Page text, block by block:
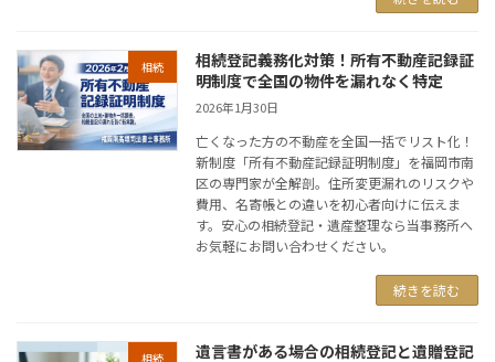
相続
相続登記義務化対策！所有不動産記録証
明制度で全国の物件を漏れなく特定
2026年1月30日
亡くなった方の不動産を全国一括でリスト化！
新制度「所有不動産記録証明制度」を福岡市南
区の専門家が全解剖。住所変更漏れのリスクや
費用、名寄帳との違いを初心者向けに伝えま
す。安心の相続登記・遺産整理なら当事務所へ
お気軽にお問い合わせください。
続きを読む
相続
遺言書がある場合の相続登記と遺贈登記